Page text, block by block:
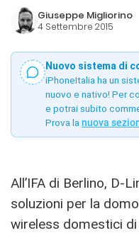
Giuseppe Migliorino
4 Settembre 2015
Nuovo sistema di
iPhoneItalia ha un
nuovo e nativo! Per
e potrai subito
Prova la nuova
All’IFA di Berlino, D-
soluzioni per la
wireless domestici